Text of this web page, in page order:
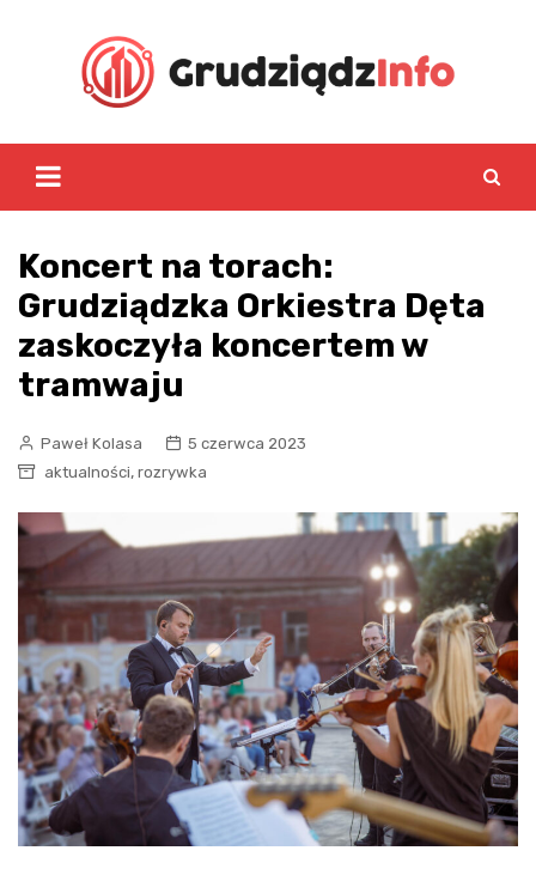
Koncert na torach:
Grudziądzka Orkiestra Dęta
zaskoczyła koncertem w
tramwaju
Paweł Kolasa
5 czerwca 2023
aktualności, rozrywka